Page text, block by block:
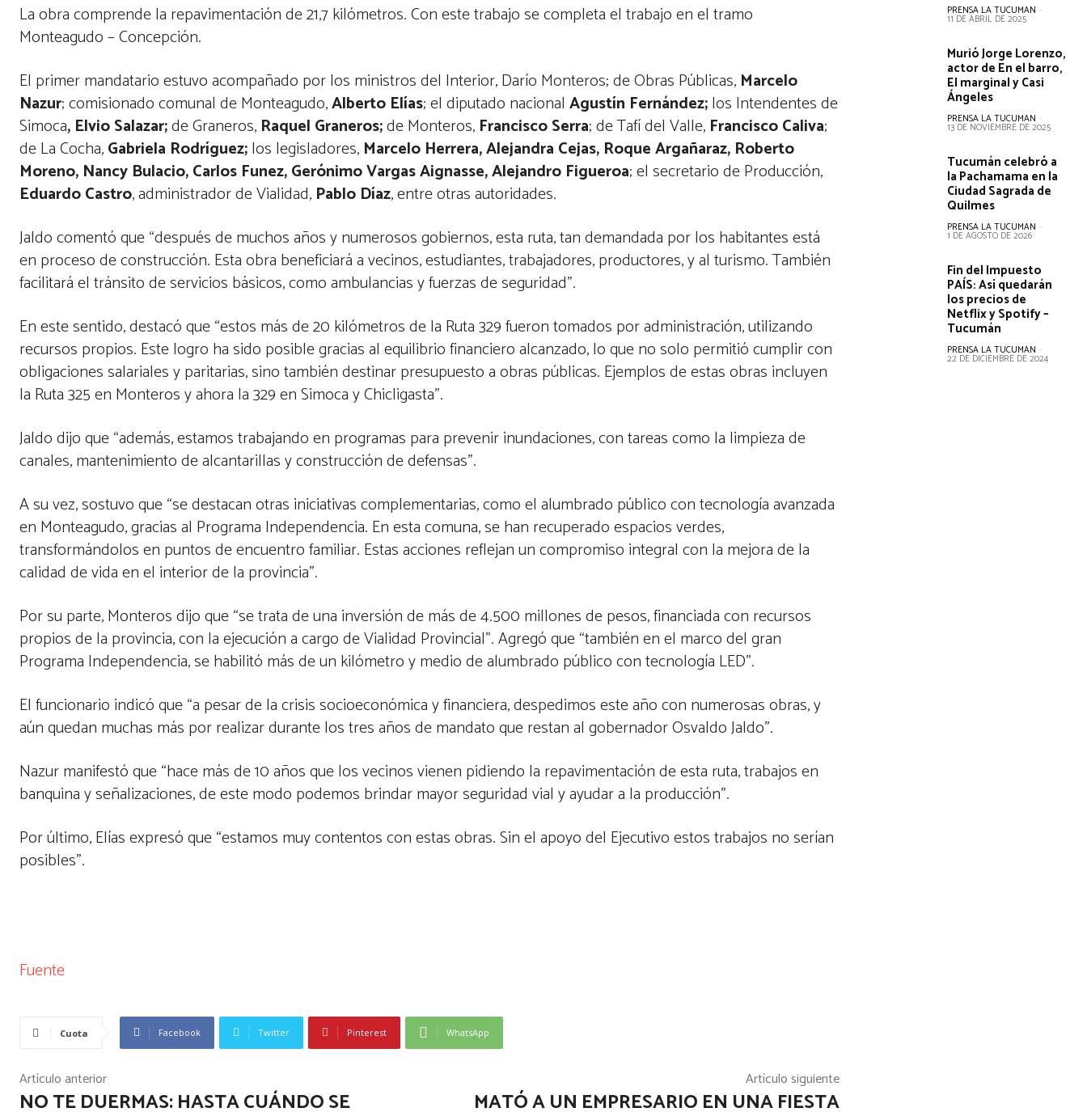
La obra comprende la repavimentación de 21,7 kilómetros. Con este trabajo se completa el trabajo en el tramo
Monteagudo – Concepción.
El primer mandatario estuvo acompañado por los ministros del Interior, Darío Monteros; de Obras Públicas, Marcelo
Nazur; comisionado comunal de Monteagudo,Alberto Elías; el diputado nacional Agustín Fernández;los Intendentes de
Simoca, Elvio Salazar;de Graneros, Raquel Graneros;de Monteros, Francisco Serra; de Tafí del Valle, Francisco Caliva;
de La Cocha,Gabriela Rodríguez;los legisladores, Marcelo Herrera, Alejandra Cejas, Roque Argañaraz, Roberto
Moreno, Nancy Bulacio, Carlos Funez, Gerónimo Vargas Aignasse, Alejandro Figueroa; el secretario de Producción,
Eduardo Castro, administrador de Vialidad, Pablo Díaz, entre otras autoridades.
Jaldo comentó que “después de muchos años y numerosos gobiernos, esta ruta, tan demandada por los habitantes está
en proceso de construcción. Esta obra beneficiará a vecinos, estudiantes, trabajadores, productores, y al turismo. También
facilitará el tránsito de servicios básicos, como ambulancias y fuerzas de seguridad”.
En este sentido, destacó que “estos más de 20 kilómetros de la Ruta 329 fueron tomados por administración, utilizando
recursos propios. Este logro ha sido posible gracias al equilibrio financiero alcanzado, lo que no solo permitió cumplir con
obligaciones salariales y paritarias, sino también destinar presupuesto a obras públicas. Ejemplos de estas obras incluyen
la Ruta 325 en Monteros y ahora la 329 en Simoca y Chicligasta”.
Jaldo dijo que “además, estamos trabajando en programas para prevenir inundaciones, con tareas como la limpieza de
canales, mantenimiento de alcantarillas y construcción de defensas”.
A su vez, sostuvo que “se destacan otras iniciativas complementarias, como el alumbrado público con tecnología avanzada
en Monteagudo, gracias al Programa Independencia. En esta comuna, se han recuperado espacios verdes,
transformándolos en puntos de encuentro familiar. Estas acciones reflejan un compromiso integral con la mejora de la
calidad de vida en el interior de la provincia”.
Por su parte, Monteros dijo que “se trata de una inversión de más de 4.500 millones de pesos, financiada con recursos
propios de la provincia, con la ejecución a cargo de Vialidad Provincial”. Agregó que “también en el marco del gran
Programa Independencia, se habilitó más de un kilómetro y medio de alumbrado público con tecnología LED”.
El funcionario indicó que “a pesar de la crisis socioeconómica y financiera, despedimos este año con numerosas obras, y
aún quedan muchas más por realizar durante los tres años de mandato que restan al gobernador Osvaldo Jaldo”.
Nazur manifestó que “hace más de 10 años que los vecinos vienen pidiendo la repavimentación de esta ruta, trabajos en
banquina y señalizaciones, de este modo podemos brindar mayor seguridad vial y ayudar a la producción”.
Por último, Elías expresó que “estamos muy contentos con estas obras. Sin el apoyo del Ejecutivo estos trabajos no serían
posibles”.
Fuente
Cuota Facebook Twitter Pinterest WhatsApp
Artículo anterior
NO TE DUERMAS: HASTA CUÁNDO SE
Artículo siguiente
MATÓ A UN EMPRESARIO EN UNA FIESTA
PRENSA LA TUCUMAN -
11 DE ABRIL DE 2025
Murió Jorge Lorenzo,
actor de En el barro,
El marginal y Casi
Ángeles
PRENSA LA TUCUMAN -
13 DE NOVIEMBRE DE 2025
Tucumán celebró a
la Pachamama en la
Ciudad Sagrada de
Quilmes
PRENSA LA TUCUMAN -
1 DE AGOSTO DE 2026
Fin del Impuesto
PAÍS: Así quedarán
los precios de
Netflix y Spotify –
Tucumán
PRENSA LA TUCUMAN -
22 DE DICIEMBRE DE 2024